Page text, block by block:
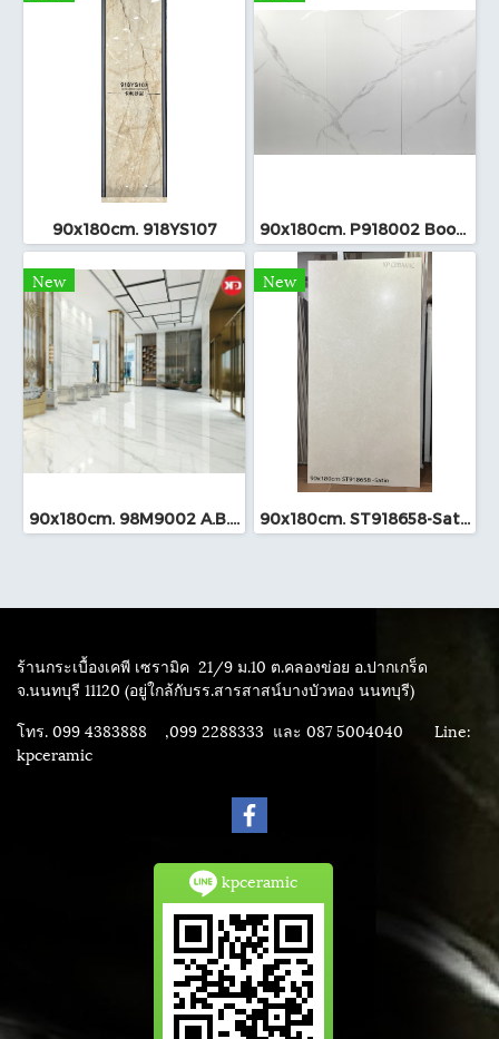
90x180cm. 918YS107 90x180cm. P918002 Bookmatch
New
90x180cm. 98M9002 A.B.C
New
90x180cm. ST918658-Satin
ร้านกระเบื้องเคพี เซรามิค 21/9 ม.10 ต.คลองข่อย อ.ปากเกร็ด
จ.นนทบุรี 11120 (อยู่ใกล้กับรร.สารสาสน์บางบัวทอง นนทบุรี)
โทร. 099 4383888 ,099 2288333 และ 087 5004040 Line:
kpceramic
kpceramic